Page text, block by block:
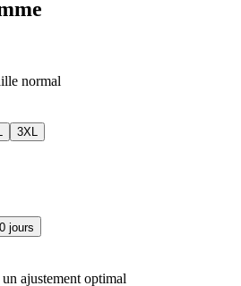
normal
3XL
jours
ajustement optimal